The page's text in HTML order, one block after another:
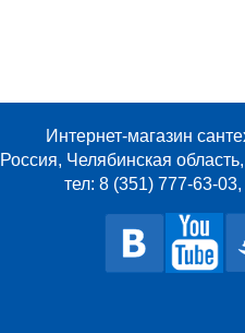
Интернет-магазин
Челябинская
тел: 8 (351) 777-63-